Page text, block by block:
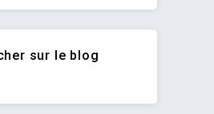
sur le blog